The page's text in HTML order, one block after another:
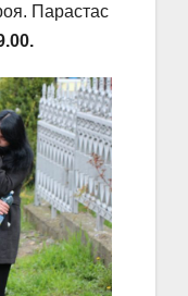
Парастас